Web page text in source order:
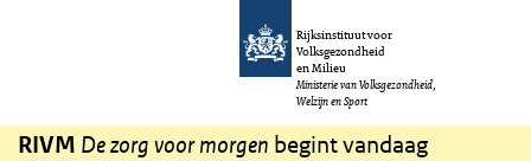
Overslaan en naar de inhoud gaan
Rijksinstituut voor
Volksgezondheid
en Milieu
Ministerie van Volksgezondheid,
Welzijn en Sport
RIVM De zorg voor morgen begint vandaag